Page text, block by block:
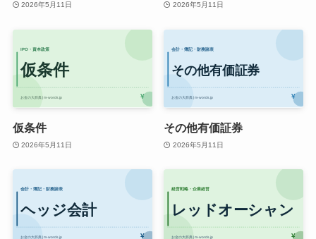
2026年5月11日 2026年5月11日
仮条件
2026年5月11日
その他有価証券
2026年5月11日